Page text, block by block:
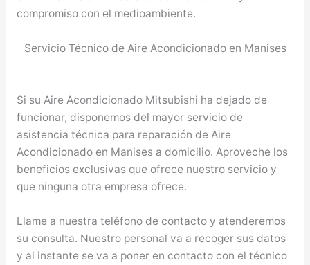
compromiso con el medioambiente.
Servicio Técnico de Aire Acondicionado en Manises
Si su Aire Acondicionado Mitsubishi ha dejado de
funcionar, disponemos del mayor servicio de
asistencia técnica para reparación de Aire
Acondicionado en Manises a domicilio. Aproveche los
beneficios exclusivas que ofrece nuestro servicio y
que ninguna otra empresa ofrece.
Llame a nuestra teléfono de contacto y atenderemos
su consulta. Nuestro personal va a recoger sus datos
y al instante se va a poner en contacto con el técnico